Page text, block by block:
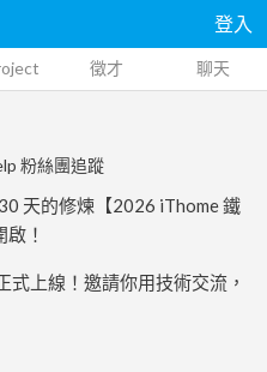
登入
徵才 聊天
粉絲團追蹤
天的修煉【2026 iThome 鐵
！
上線！邀請你用技術交流，